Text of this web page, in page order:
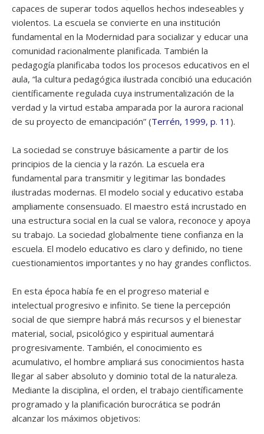
capaces de superar todos aquellos hechos indeseables y
violentos. La escuela se convierte en una institución
fundamental en la Modernidad para socializar y educar una
comunidad racionalmente planificada. También la
pedagogía planificaba todos los procesos educativos en el
aula, “la cultura pedagógica ilustrada concibió una educación
científicamente regulada cuya instrumentalización de la
verdad y la virtud estaba amparada por la aurora racional
de su proyecto de emancipación” (Terrén, 1999, p. 11 ).
La sociedad se construye básicamente a partir de los
principios de la ciencia y la razón. La escuela era
fundamental para transmitir y legitimar las bondades
ilustradas modernas. El modelo social y educativo estaba
ampliamente consensuado. El maestro está incrustado en
una estructura social en la cual se valora, reconoce y apoya
su trabajo. La sociedad globalmente tiene confianza en la
escuela. El modelo educativo es claro y definido, no tiene
cuestionamientos importantes y no hay grandes conflictos.
En esta época había fe en el progreso material e
intelectual progresivo e infinito. Se tiene la percepción
social de que siempre habrá más recursos y el bienestar
material, social, psicológico y espiritual aumentará
progresivamente. También, el conocimiento es
acumulativo, el hombre ampliará sus conocimientos hasta
llegar al saber absoluto y dominio total de la naturaleza.
Mediante la disciplina, el orden, el trabajo científicamente
programado y la planificación burocrática se podrán
alcanzar los máximos objetivos: